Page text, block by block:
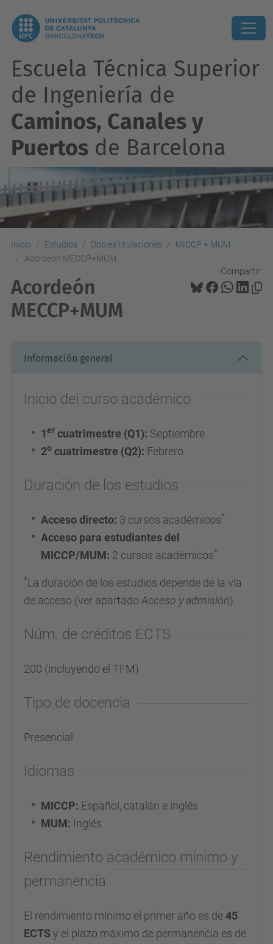
Escuela Técnica Superior
de Ingeniería de
Caminos, Canales y
Puertos de Barcelona
Inicio Estudios Dobles titulaciones
MICCP + MUM
Acordeón MECCP+MUM
Compartir:
Acordeón
MECCP+MUM
Información general
Inicio del curso académico
1er cuatrimestre (Q1): Septiembre
2o cuatrimestre (Q2): Febrero
Duración de los estudios
Acceso directo: 3 cursos académicos*
Acceso para estudiantes del
MICCP/MUM: 2 cursos académicos*
*La duración de los estudios depende de la vía
de acceso (ver apartado Acceso y admisión).
Núm. de créditos ECTS
200 (incluyendo el TFM)
Tipo de docencia
Presencial
Idiomas
MICCP: Español, catalán e inglés
MUM: Inglés
Rendimiento académico mínimo y
permanencia
El rendimiento mínimo el primer año es de45
ECTSy el plazo máximo de permanencia es de